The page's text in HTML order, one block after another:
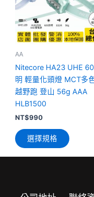
AA
Nitecore HA23 UHE
明 輕量化頭燈 MCT多
越野跑 登山 56g AAA
HLB1500
NT$990
選擇規格
多
種
款
式。
在
產
品
擇